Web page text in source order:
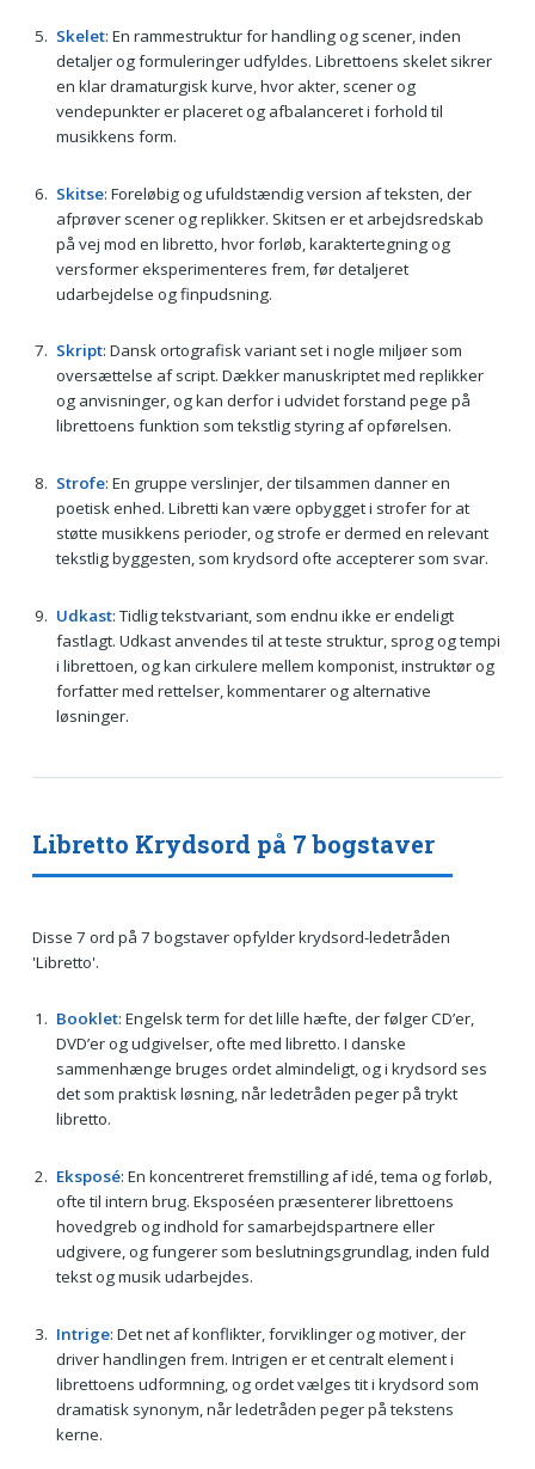
Skelet: En rammestruktur for handling og scener, inden
detaljer og formuleringer udfyldes. Librettoens skelet sikrer
en klar dramaturgisk kurve, hvor akter, scener og
vendepunkter er placeret og afbalanceret i forhold til
musikkens form.
Skitse: Foreløbig og ufuldstændig version af teksten, der
afprøver scener og replikker. Skitsen er et arbejdsredskab
på vej mod en libretto, hvor forløb, karaktertegning og
versformer eksperimenteres frem, før detaljeret
udarbejdelse og finpudsning.
Skript: Dansk ortografisk variant set i nogle miljøer som
oversættelse af script. Dækker manuskriptet med replikker
og anvisninger, og kan derfor i udvidet forstand pege på
librettoens funktion som tekstlig styring af opførelsen.
Strofe: En gruppe verslinjer, der tilsammen danner en
poetisk enhed. Libretti kan være opbygget i strofer for at
støtte musikkens perioder, og strofe er dermed en relevant
tekstlig byggesten, som krydsord ofte accepterer som svar.
Udkast: Tidlig tekstvariant, som endnu ikke er endeligt
fastlagt. Udkast anvendes til at teste struktur, sprog og tempi
i librettoen, og kan cirkulere mellem komponist, instruktør og
forfatter med rettelser, kommentarer og alternative
løsninger.
Libretto Krydsord på 7 bogstaver
Disse 7 ord på 7 bogstaver opfylder krydsord-ledetråden
'Libretto'.
Booklet: Engelsk term for det lille hæfte, der følger CD’er,
DVD’er og udgivelser, ofte med libretto. I danske
sammenhænge bruges ordet almindeligt, og i krydsord ses
det som praktisk løsning, når ledetråden peger på trykt
libretto.
Eksposé: En koncentreret fremstilling af idé, tema og forløb,
ofte til intern brug. Eksposéen præsenterer librettoens
hovedgreb og indhold for samarbejdspartnere eller
udgivere, og fungerer som beslutningsgrundlag, inden fuld
tekst og musik udarbejdes.
Intrige: Det net af konflikter, forviklinger og motiver, der
driver handlingen frem. Intrigen er et centralt element i
librettoens udformning, og ordet vælges tit i krydsord som
dramatisk synonym, når ledetråden peger på tekstens
kerne.